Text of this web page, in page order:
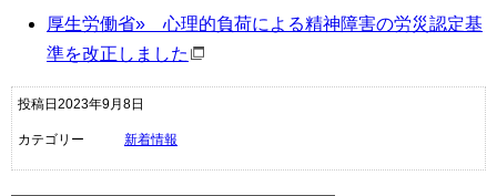
厚生労働省» 心理的負荷による精神障害の労災認定基
準を改正しました
投稿日2023年9月8日
カテゴリー 新着情報